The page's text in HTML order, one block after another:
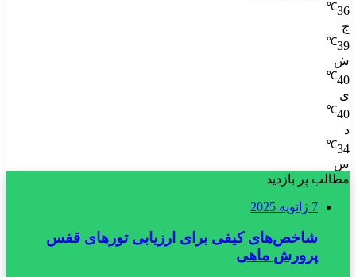
36
℃
ج
39
℃
ش
40
℃
ی
40
℃
د
34
℃
س
مطالب پر بازدید
7 ژانویه 2025
شاخص‌های کیفی برای ارزیابی تورهای قفس
پرورش ماهی